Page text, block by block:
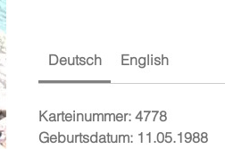
Deutsch English
Karteinummer: 4778
Geburtsdatum: 11.05.1988